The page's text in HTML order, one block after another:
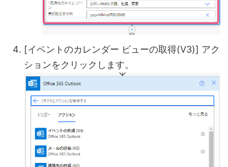
[イベントのカレンダー ビューの取得(V3)] アク
ションをクリックします。